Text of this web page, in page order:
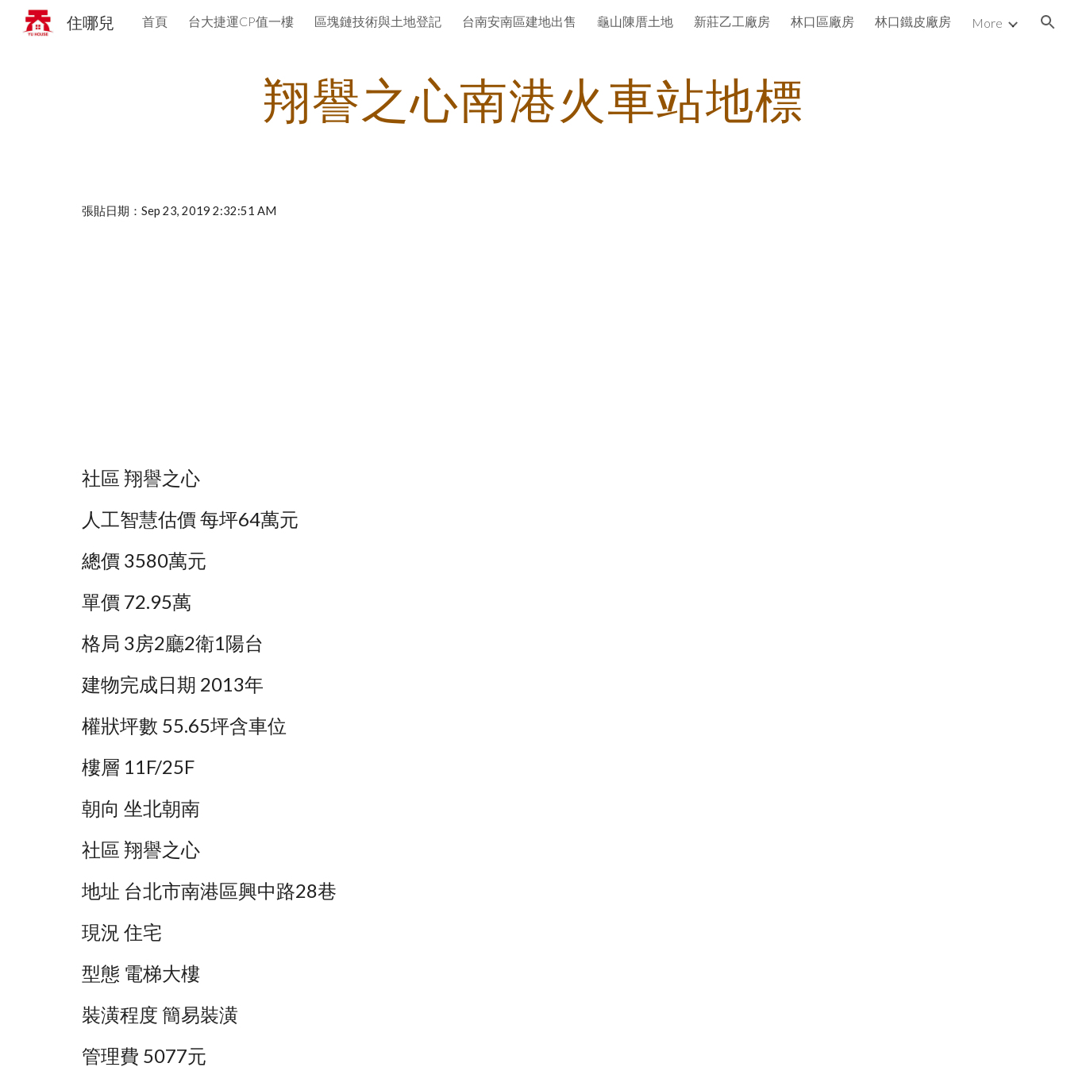
Skip to main content Skip to navigation
住哪兒 首頁 台大捷運CP值一樓 區塊鏈技術與土地登記 台南安南區建地出售 龜山陳厝土地 新莊乙工廠房 林口區廠房 林口鐵皮廠房 More
翔譽之心南港火車站地標
張貼日期：Sep 23, 2019 2:32:51 AM
社區 翔譽之心
人工智慧估價 每坪64萬元
總價 3580萬元
單價 72.95萬
格局 3房2廳2衛1陽台
建物完成日期 2013年
權狀坪數 55.65坪含車位
樓層 11F/25F
朝向 坐北朝南
社區 翔譽之心
地址 台北市南港區興中路28巷
現況 住宅
型態 電梯大樓
裝潢程度 簡易裝潢
管理費 5077元